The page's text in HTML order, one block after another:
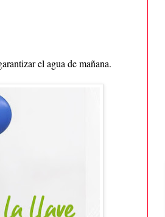
el agua de mañana.